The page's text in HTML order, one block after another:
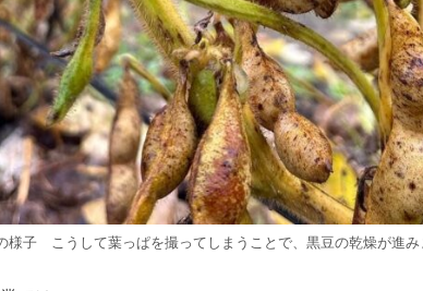
様子 こうして葉っぱを撮ってしまうことで、黒豆の乾燥が進み